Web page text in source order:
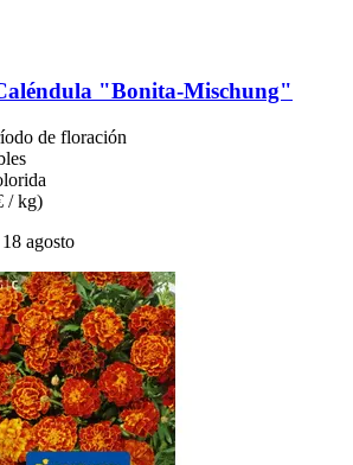
"Bonita-​Mischung"
de floración
/ kg)
agosto